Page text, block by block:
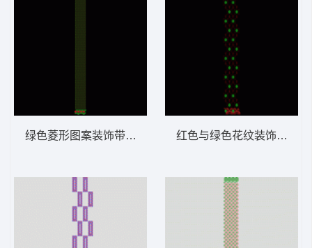
绿色菱形图案装饰带 窗帘 红色与绿色花纹装饰图案